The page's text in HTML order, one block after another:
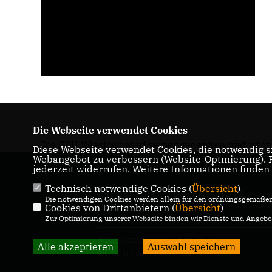
Die CDU Wiesloch wird seiner gedenken und ist
IMPRESSUM
DATENSCHUTZ
KONTAKT
@2026 CDU Ortsverband Wiesloch
Alle Rechte vorbehalten.
Die Webseite verwendet Cookies
Diese Webseite verwendet Cookies, die
Webangebot zu verbessern (Website-
jederzeit widerrufen. Weitere Informationen finden
Technisch notwendige Cookies (Übersicht)
Die notwendigen Cookies werden allein für den
Cookies von Drittanbietern (Übersicht)
Zur Optimierung unserer Webseite binden wir Dienste und
Alle akzeptieren Auswahl speichern